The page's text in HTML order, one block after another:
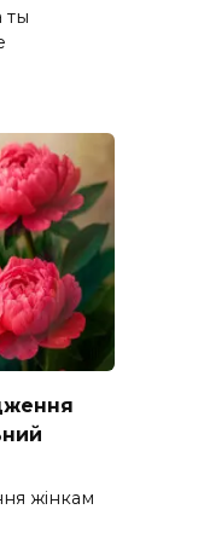
ты
жінкам